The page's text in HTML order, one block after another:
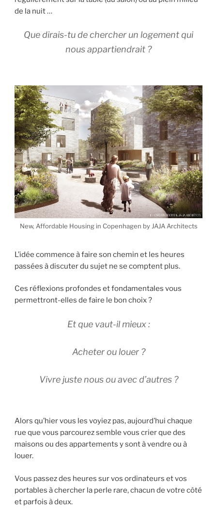
de la nuit …
Que dirais-tu de chercher un logement qui
nous appartiendrait ?
New, Affordable Housing in Copenhagen by JAJA Architects
L’idée commence à faire son chemin et les heures
passées à discuter du sujet ne se comptent plus.
Ces réflexions profondes et fondamentales vous
permettront-elles de faire le bon choix ?
Et que vaut-il mieux :
Acheter ou louer ?
Vivre juste nous ou avec d’autres ?
Alors qu’hier vous les voyiez pas, aujourd’hui chaque
rue que vous parcourez semble vous crier que des
maisons ou des appartements y sont à vendre ou à
louer.
Vous passez des heures sur vos ordinateurs et vos
portables à chercher la perle rare, chacun de votre côté
et parfois à deux.